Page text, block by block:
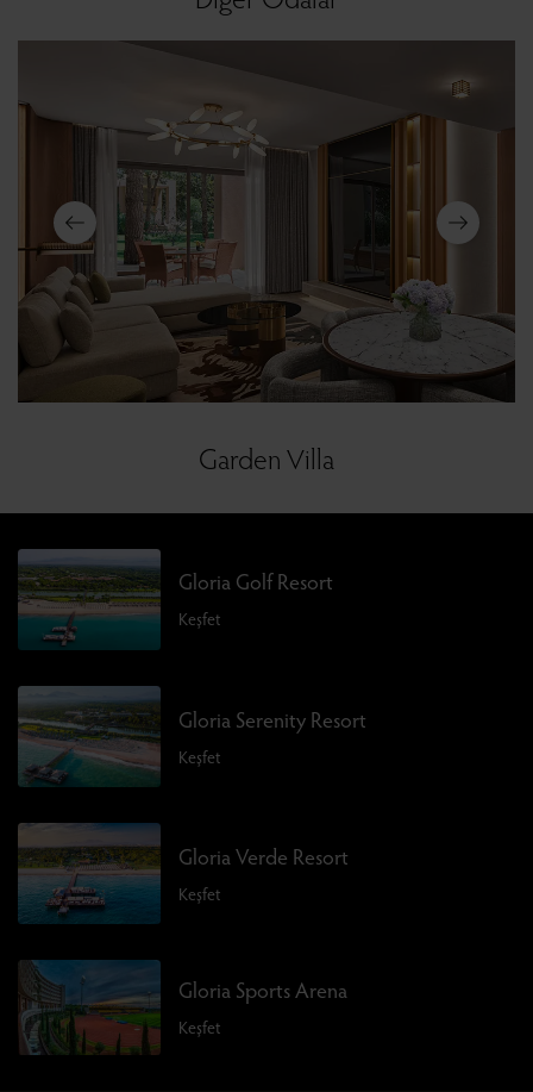
Garden Villa
Gloria Golf Resort
Keşfet
Gloria Serenity Resort
Keşfet
Gloria Verde Resort
Keşfet
Gloria Sports Arena
Keşfet